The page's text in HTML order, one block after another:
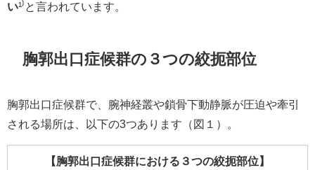
い¹⁾と言われています。
胸郭出口症候群の３つの絞扼部位
胸郭出口症候群で、腕神経叢や鎖骨下動静脈が圧迫や牽引
される場所は、以下の3つあります（図１）。
【胸郭出口症候群における３つの絞扼部位】